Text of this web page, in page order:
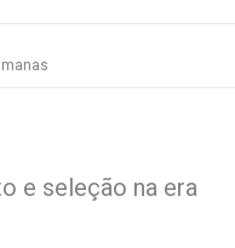
e seleção na era